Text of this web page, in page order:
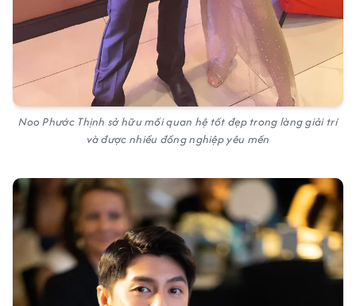
Noo Phước Thịnh sở hữu mối quan hệ tốt đẹp trong làng giải trí
và được nhiều đồng nghiệp yêu mến